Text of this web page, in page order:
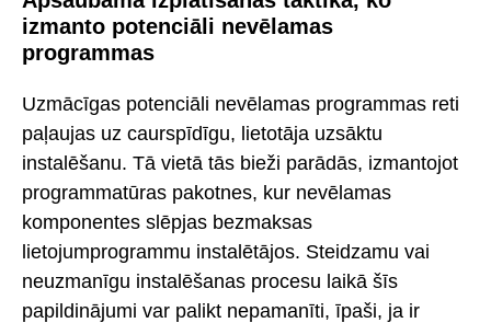
izmanto potenciāli nevēlamas
programmas
Uzmācīgas potenciāli nevēlamas programmas reti
paļaujas uz caurspīdīgu, lietotāja uzsāktu
instalēšanu. Tā vietā tās bieži parādās, izmantojot
programmatūras pakotnes, kur nevēlamas
komponentes slēpjas bezmaksas
lietojumprogrammu instalētājos. Steidzamu vai
neuzmanīgu instalēšanas procesu laikā šīs
papildinājumi var palikt nepamanīti, īpaši, ja ir